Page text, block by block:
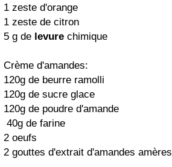
1 zeste d'orange
1 zeste de citron
5 g de levure chimique
Crème d'amandes:
120g de beurre ramolli
120g de sucre glace
120g de poudre d'amande
40g de farine
2 oeufs
2 gouttes d'extrait d'amandes amères